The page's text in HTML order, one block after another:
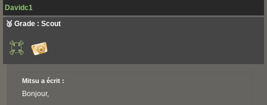
Davidc1
🥉 Grade : Scout
Mitsu a écrit :
Bonjour,